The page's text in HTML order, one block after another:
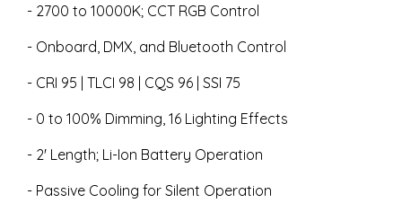
- 2700 to 10000K; CCT RGB Control
- Onboard, DMX, and Bluetooth Control
- CRI 95 | TLCI 98 | CQS 96 | SSI 75
- 0 to 100% Dimming, 16 Lighting Effects
- 2' Length; Li-Ion Battery Operation
- Passive Cooling for Silent Operation